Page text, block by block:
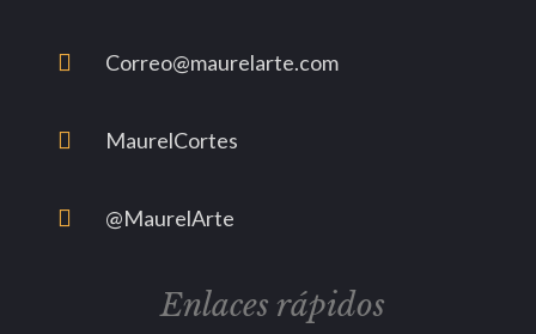
Correo@maurelarte.com
MaurelCortes
@MaurelArte
Enlaces rápidos